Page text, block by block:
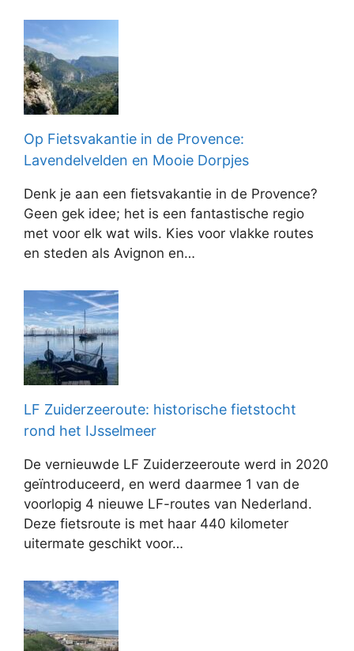
Op Fietsvakantie in de Provence:
Lavendelvelden en Mooie Dorpjes
Denk je aan een fietsvakantie in de Provence?
Geen gek idee; het is een fantastische regio
met voor elk wat wils. Kies voor vlakke routes
en steden als Avignon en…
LF Zuiderzeeroute: historische fietstocht
rond het IJsselmeer
De vernieuwde LF Zuiderzeeroute werd in 2020
geïntroduceerd, en werd daarmee 1 van de
voorlopig 4 nieuwe LF-routes van Nederland.
Deze fietsroute is met haar 440 kilometer
uitermate geschikt voor…